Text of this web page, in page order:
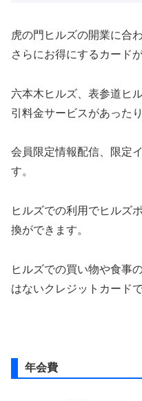
虎の門ヒルズの開業に合
さらにお得にするカード
六本木ヒルズ、表参道ヒ
引料金サービスがあったり
会員限定情報配信、限定
す。
ヒルズでの利用でヒルズ
換ができます。
ヒルズでの買い物や食事
はないクレジットカードで
年会費